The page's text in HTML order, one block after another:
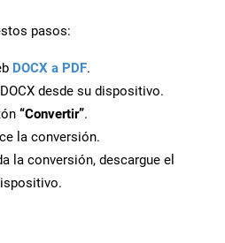
pasos:
DOCX a PDF.
desde su dispositivo.
“Convertir”.
la conversión.
la conversión, descargue el